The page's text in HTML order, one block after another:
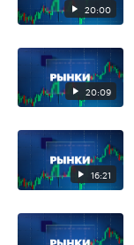
20:00
20:09
16:21